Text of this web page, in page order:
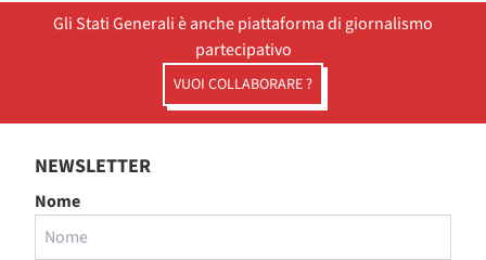
Gli Stati Generali è anche piattaforma di giornalismo
partecipativo
VUOI COLLABORARE ?
NEWSLETTER
Nome